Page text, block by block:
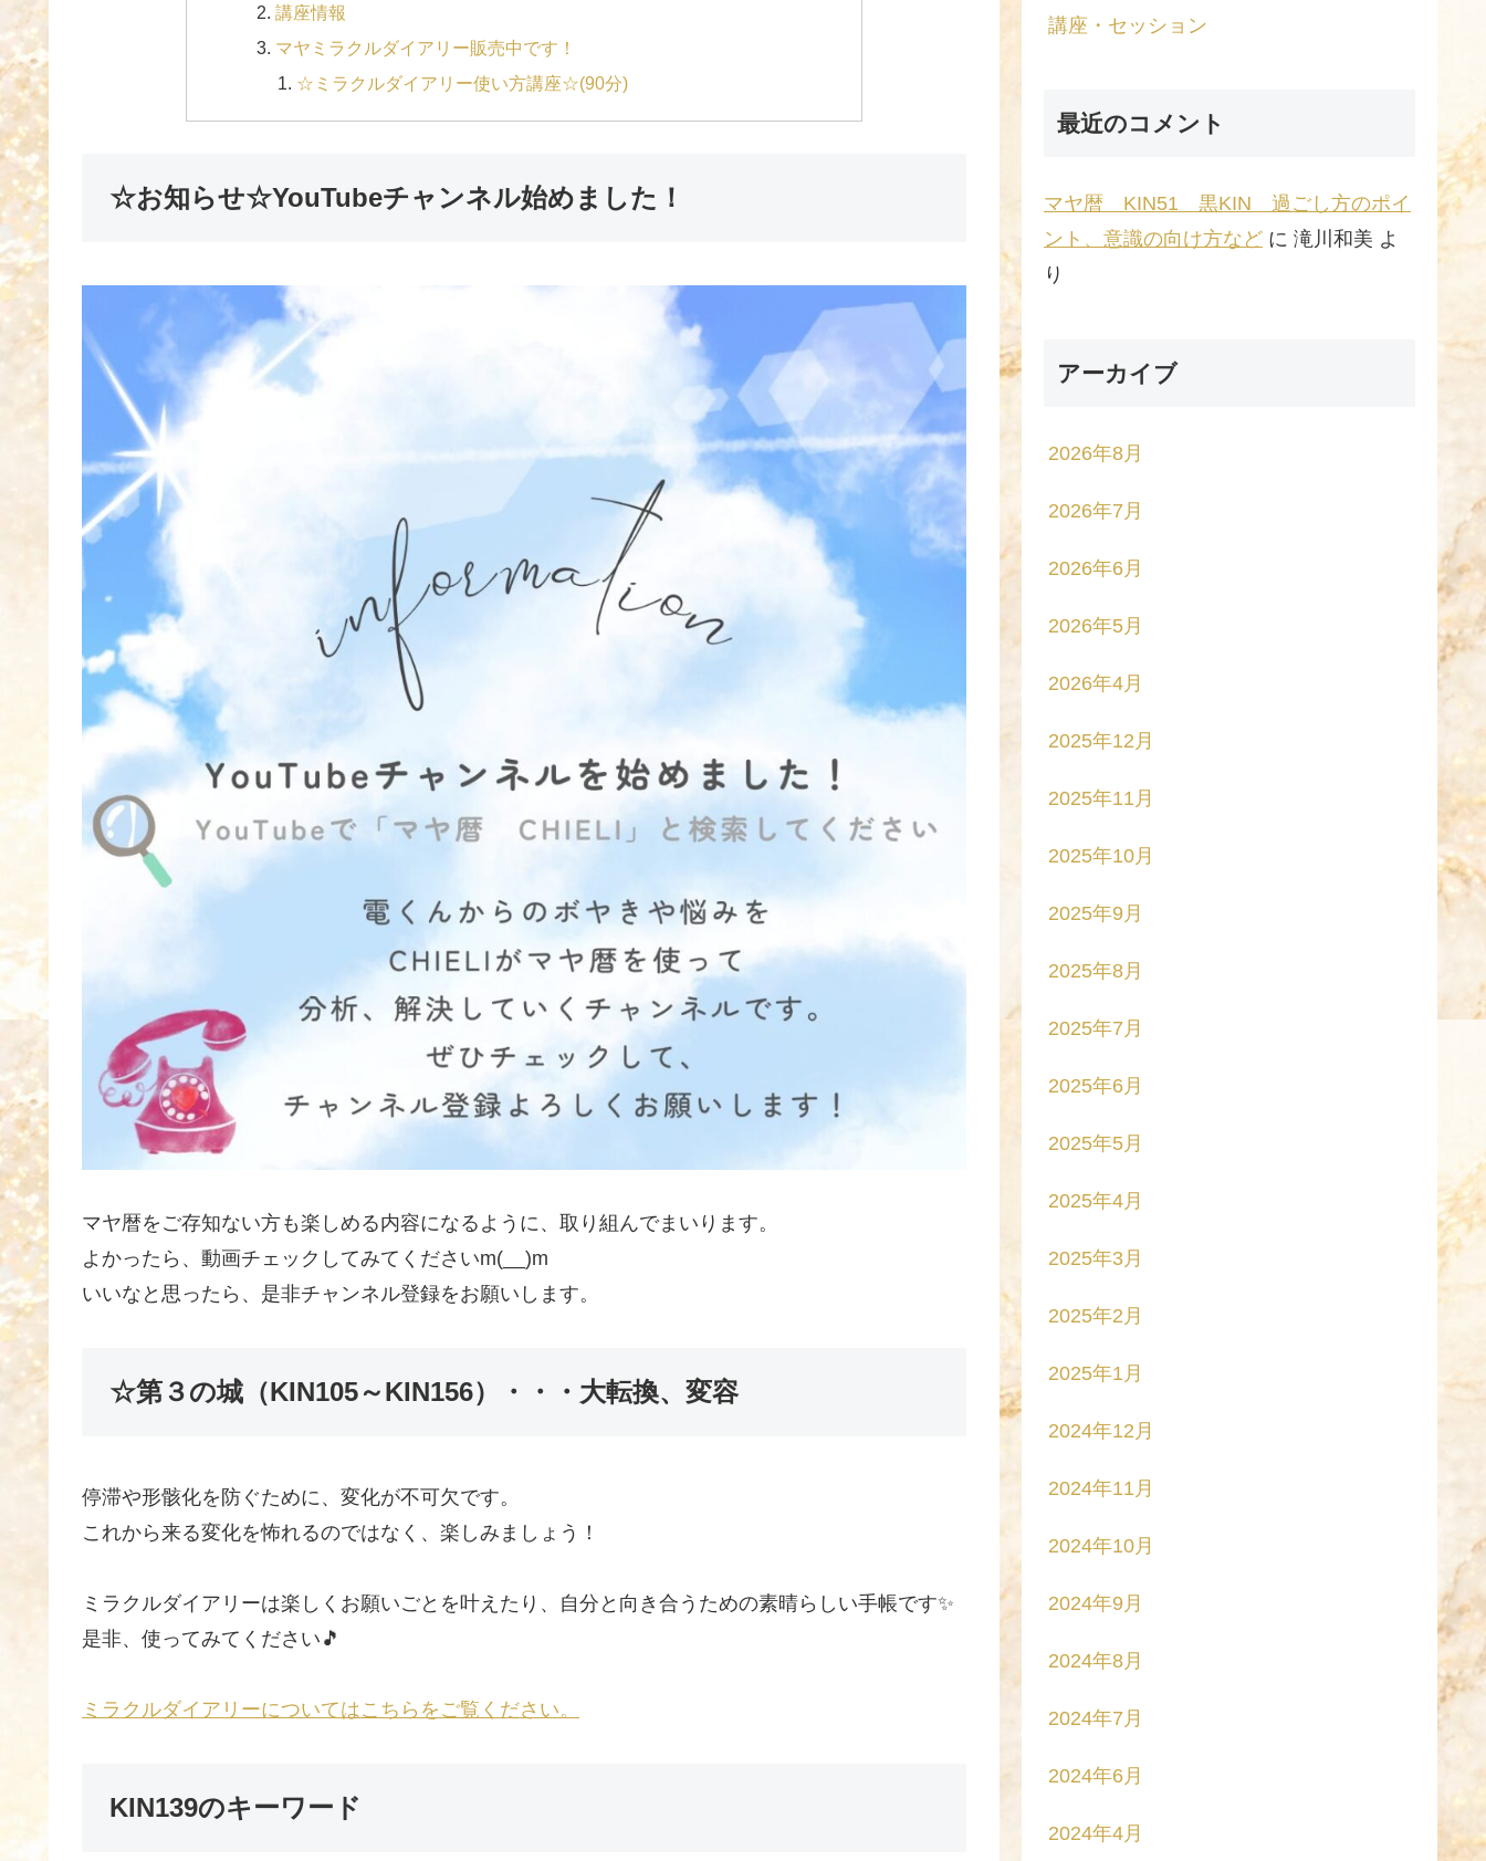
講座情報
マヤミラクルダイアリー販売中です！
☆ミラクルダイアリー使い方講座☆(90分)
☆お知らせ☆YouTubeチャンネル始めました！
マヤ暦をご存知ない方も楽しめる内容になるように、取り組んでまいります。
よかったら、動画チェックしてみてくださいm(__)m
いいなと思ったら、是非チャンネル登録をお願いします。
☆第３の城（KIN105～KIN156）・・・大転換、変容
停滞や形骸化を防ぐために、変化が不可欠です。
これから来る変化を怖れるのではなく、楽しみましょう！
ミラクルダイアリーは楽しくお願いごとを叶えたり、自分と向き合うための素晴らしい手帳です✨
是非、使ってみてください🎵
ミラクルダイアリーについてはこちらをご覧ください。
KIN139のキーワード
講座・セッション
最近のコメント
マヤ暦 KIN51 黒KIN 過ごし方のポイ
ント、意識の向け方など に 滝川和美 よ
り
アーカイブ
2026年8月
2026年7月
2026年6月
2026年5月
2026年4月
2025年12月
2025年11月
2025年10月
2025年9月
2025年8月
2025年7月
2025年6月
2025年5月
2025年4月
2025年3月
2025年2月
2025年1月
2024年12月
2024年11月
2024年10月
2024年9月
2024年8月
2024年7月
2024年6月
2024年4月